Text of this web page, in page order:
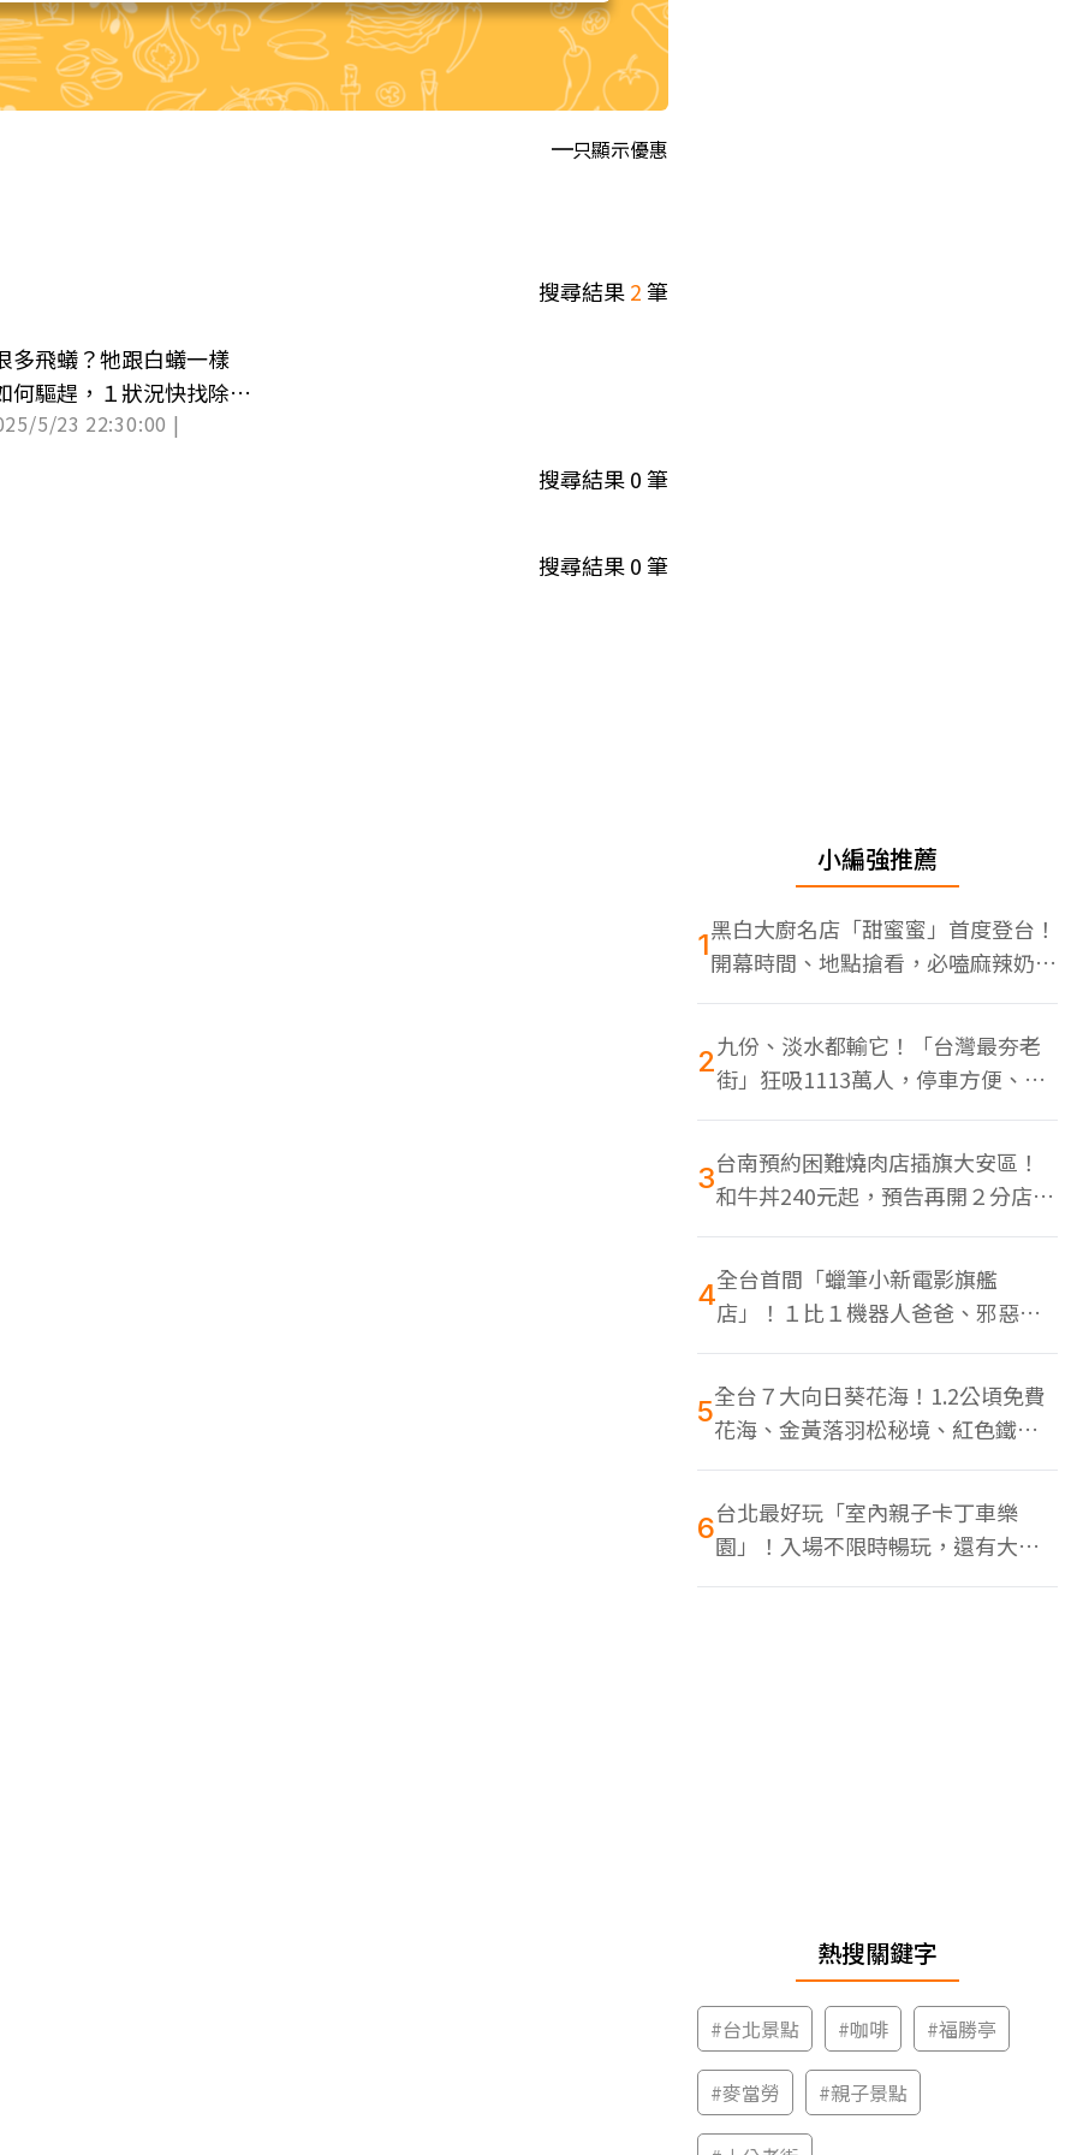
只顯示優惠
搜尋結果2筆
多飛蟻？牠跟白蟻一樣
何驅趕，１狀況快找除蟲
5/23 22:30:00 |
搜尋結果0筆
搜尋結果0筆
小編強推薦
1黑白大廚名店「甜蜜蜜」首度登台！
開幕時間、地點搶看，必嗑麻辣奶油
蝦
2九份、淡水都輸它！「台灣最夯老
街」狂吸1113萬人，停車方便、特
色美食多
3台南預約困難燒肉店插旗大安區！
和牛丼240元起，預告再開２分店、
地點曝光
4全台首間「蠟筆小新電影旗艦
店」！１比１機器人爸爸、邪惡正
男，百款周邊買翻
5全台７大向日葵花海！1.2公頃免費
花海、金黃落羽松秘境、紅色鐵橋
同框
6台北最好玩「室內親子卡丁車樂
園」！入場不限時暢玩，還有大螢
幕Switch遊戲區
熱搜關鍵字
#台北景點 #咖啡 #福勝亭
#麥當勞 #親子景點